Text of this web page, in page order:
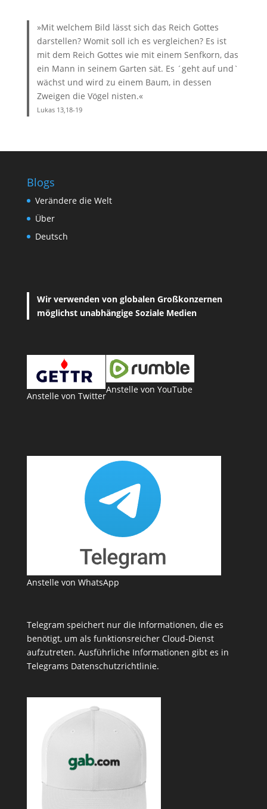
»Mit welchem Bild lässt sich das Reich Gottes
darstellen? Womit soll ich es vergleichen? Es ist
mit dem Reich Gottes wie mit einem Senfkorn, das
ein Mann in seinem Garten sät. Es ´geht auf und`
wächst und wird zu einem Baum, in dessen
Zweigen die Vögel nisten.«
Lukas 13,18-19
Blogs
Verändere die Welt
Über
Deutsch
Wir verwenden von globalen Großkonzernen
möglichst unabhängige Soziale Medien
Anstelle von Twitter
Anstelle von YouTube
Anstelle von WhatsApp
Telegram speichert nur die Informationen, die es
benötigt, um als funktionsreicher Cloud-Dienst
aufzutreten. Ausführliche Informationen gibt es in
Telegrams Datenschutzrichtlinie.